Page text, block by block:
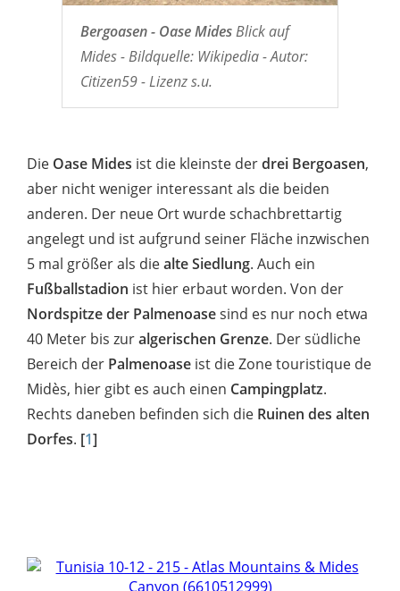
Bergoasen - Oase MidesBlick auf
Mides - Bildquelle: Wikipedia - Autor:
Citizen59 - Lizenz s.u.
Die Oase Mides ist die kleinste derdrei Bergoasen,
aber nicht weniger interessant als die beiden
anderen. Der neue Ort wurde schachbrettartig
angelegt und ist aufgrund seiner Fläche inzwischen
5 mal größer als diealte Siedlung. Auch ein
Fußballstadion ist hier erbaut worden. Von der
Nordspitze der Palmenoasesind es nur noch etwa
40 Meter bis zuralgerischen Grenze. Der südliche
Bereich der Palmenoase ist die Zone touristique de
Midès, hier gibt es auch einen Campingplatz.
Rechts daneben befinden sich die Ruinen des alten
Dorfes. [1]